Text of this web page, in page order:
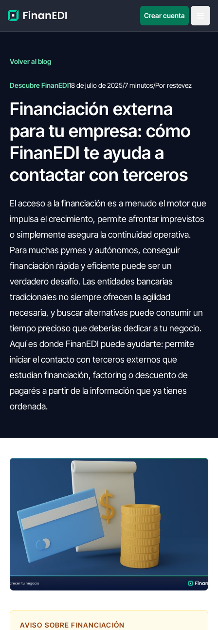
Crear cuenta
Volver al blog
Descubre FinanEDI18 de julio de 2025/7 minutos/Por restevez
Financiación externa
para tu empresa: cómo
FinanEDI te ayuda a
contactar con terceros
El acceso a la financiación es a menudo el motor que
impulsa el crecimiento, permite afrontar imprevistos
o simplemente asegura la continuidad operativa.
Para muchas pymes y autónomos, conseguir
financiación rápida y eficiente puede ser un
verdadero desafío. Las entidades bancarias
tradicionales no siempre ofrecen la agilidad
necesaria, y buscar alternativas puede consumir un
tiempo precioso que deberías dedicar a tu negocio.
Aquí es donde FinanEDI puede ayudarte: permite
iniciar el contacto con terceros externos que
estudian financiación, factoring o descuento de
pagarés a partir de la información que ya tienes
ordenada.
AVISO SOBRE FINANCIACIÓN